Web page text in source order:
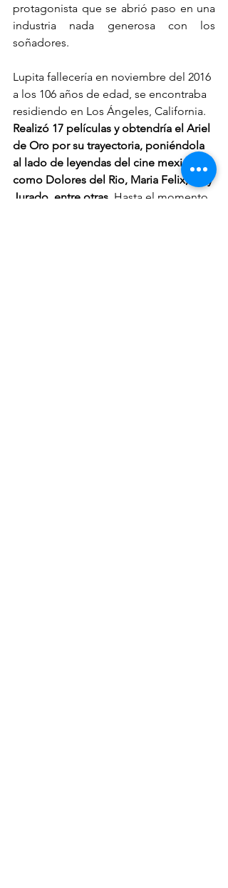
protagonista que se abrió paso en una
industria nada generosa con los
soñadores.
Lupita fallecería en noviembre del 2016
a los 106 años de edad, se encontraba
residiendo en Los Ángeles, California.
Realizó 17 películas y obtendría el Ariel
de Oro por su trayectoria, poniéndola
al lado de leyendas del cine mexicano
como Dolores del Rio, Maria Felix, Katy
Jurado, entre otras. Hasta el momento